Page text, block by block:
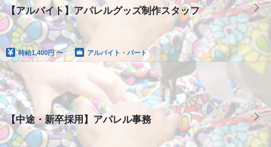
【アルバイト】アパレルグッズ制作スタッフ
時給1,400円 〜 アルバイト・パート
【中途・新卒採用】アパレル事務